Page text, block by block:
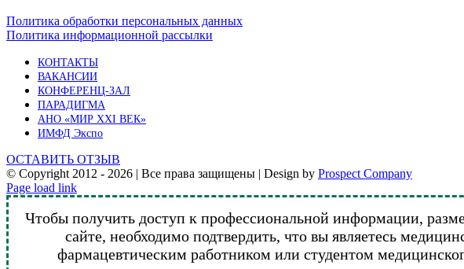
Политика обработки персональных данных
Политика информационной рассылки
КОНТАКТЫ
ВАКАНСИИ
КОНФЕРЕНЦ-ЗАЛ
ПАРАДИГМА
АНО «МИР XXI ВЕК»
ИМФД Экспо
ОСТАВИТЬ ОТЗЫВ
© Copyright 2012 - 2026 | Все права защищены | Design by Prospect Company
Vk
Telegram
YouTube
Email
Page load link
Чтобы получить доступ к профессиональной информации,
сайте, необходимо подтвердить, что вы являетесь
фармацевтическим работником или студентом